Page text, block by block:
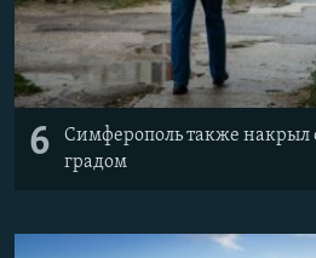
6
Симферополь также накрыл
градом